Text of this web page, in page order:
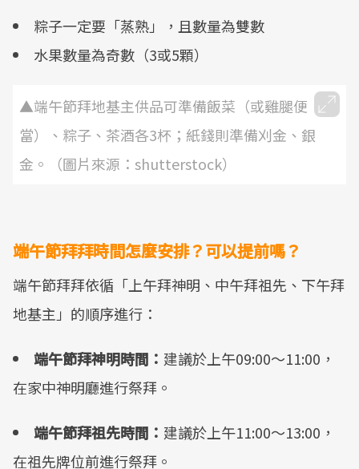
粽子一定要「蒸熟」，且數量為雙數
水果數量為奇數（3或5顆）
▲端午節拜地基主供品可準備飯菜（或雞腿便
當）、粽子、茶酒各3杯；紙錢則準備刈金、銀
金。（圖片來源：shutterstock）
端午節拜拜時間怎麼安排？可以提前嗎？
端午節拜拜依循「上午拜神明、中午拜祖先、下午拜
地基主」的順序進行：
端午節拜神明時間： 建議於上午09:00～11:00，
在家中神明廳進行祭拜。
端午節拜祖先時間： 建議於上午11:00～13:00，
在祖先牌位前進行祭拜。